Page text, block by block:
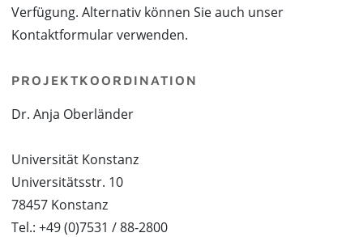
Verfügung. Alternativ können Sie auch unser
Kontaktformular verwenden.
PROJEKTKOORDINATION
Dr. Anja Oberländer
Universität Konstanz
Universitätsstr. 10
78457 Konstanz
Tel.: +49 (0)7531 / 88-2800